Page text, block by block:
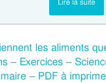
Lire la suite
les aliments
– Exercices –
– PDF à